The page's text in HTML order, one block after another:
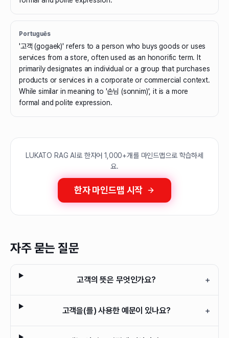
Português
'고객 (gogaek)' refers to a person who buys goods or uses
services from a store, often used as an honorific term. It
primarily designates an individual or a group that purchases
products or services in a corporate or commercial context.
While similar in meaning to '손님 (sonnim)', it is a more
formal and polite expression.
LUKATO RAG AI로 한자어 1,000+개를 마인드맵으로 학습하세
요.
한자 마인드맵 시작
자주 묻는 질문
고객의 뜻은 무엇인가요? +
고객을(를) 사용한 예문이 있나요? +